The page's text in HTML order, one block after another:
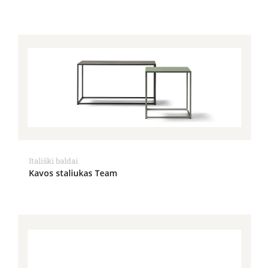
Itališki baldai
Kavos staliukas Team